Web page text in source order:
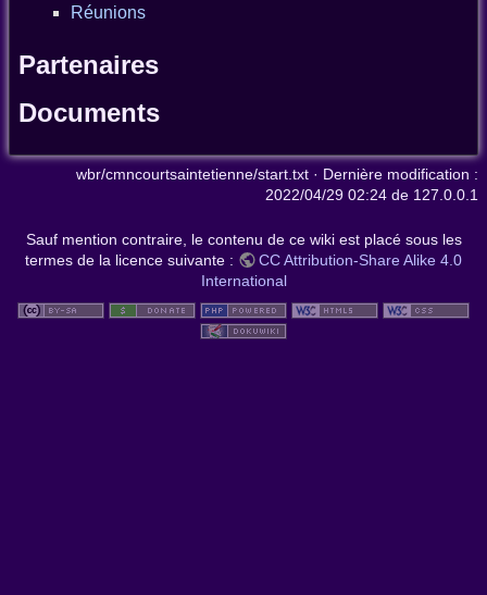
Réunions
Partenaires
Documents
wbr/cmncourtsaintetienne/start.txt · Dernière modification :
2022/04/29 02:24 de 127.0.0.1
Sauf mention contraire, le contenu de ce wiki est placé sous les
termes de la licence suivante :
CC Attribution-Share Alike 4.0
International